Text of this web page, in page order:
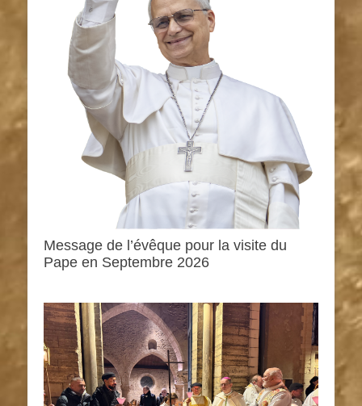
Message de l’évêque pour la visite du
Pape en Septembre 2026